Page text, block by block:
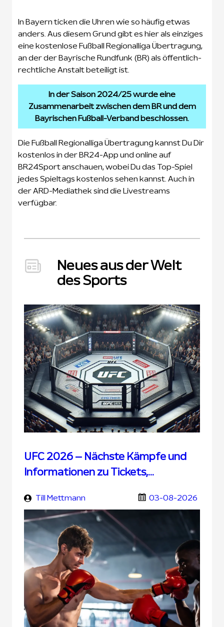
In Bayern ticken die Uhren wie so häufig etwas
anders. Aus diesem Grund gibt es hier als einziges
eine kostenlose Fußball Regionalliga Übertragung,
an der der Bayrische Rundfunk (BR) als öffentlich-
rechtliche Anstalt beteiligt ist.
In der Saison 2024/25 wurde eine
Zusammenarbeit zwischen dem BR und dem
Bayrischen Fußball-Verband beschlossen.
Die Fußball Regionalliga Übertragung kannst Du Dir
kostenlos in der BR24-App und online auf
BR24Sport anschauen, wobei Du das Top-Spiel
jedes Spieltags kostenlos sehen kannst. Auch in
der ARD-Mediathek sind die Livestreams
verfügbar.
Neues aus der Welt
des Sports
UFC 2026 – Nächste Kämpfe und
Informationen zu Tickets,
Till Mettmann 03-08-2026